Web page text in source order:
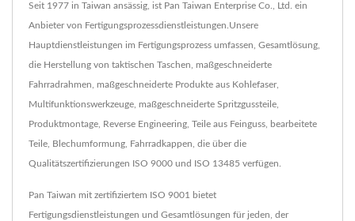
Seit 1977 in Taiwan ansässig, ist Pan Taiwan Enterprise Co., Ltd. ein
Anbieter von Fertigungsprozessdienstleistungen.Unsere
Hauptdienstleistungen im Fertigungsprozess umfassen, Gesamtlösung,
die Herstellung von taktischen Taschen, maßgeschneiderte
Fahrradrahmen, maßgeschneiderte Produkte aus Kohlefaser,
Multifunktionswerkzeuge, maßgeschneiderte Spritzgussteile,
Produktmontage, Reverse Engineering, Teile aus Feinguss, bearbeitete
Teile, Blechumformung, Fahrradkappen, die über die
Qualitätszertifizierungen ISO 9000 und ISO 13485 verfügen.
Pan Taiwan mit zertifiziertem ISO 9001 bietet
Fertigungsdienstleistungen und Gesamtlösungen für jeden, der